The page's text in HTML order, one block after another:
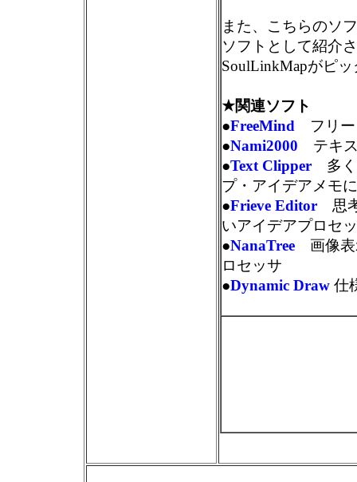
また、こちらのソ
ソフトとして紹介
SoulLinkMapがピ
★関連ソフト
●FreeMindフリー
●Nami2000
テキ
●Text Clipper多く
プ・アイデアメモに
●Frieve Editor
思
いアイデアプロセ
●NanaTree
画像
ロセッサ
●Dynamic Draw仕